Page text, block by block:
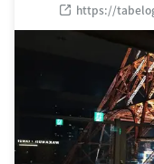
https://